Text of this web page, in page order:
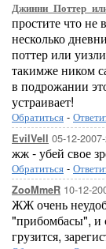
простите что не
несколько
поттер или
такимже ником
в подрожании
устраивает!
Обратиться -
EvilVell 05-12-
жж - убей свое
Обратиться -
ZooMmeR 10-12-
ЖЖ очень
"прибомбасы", и
грузится,